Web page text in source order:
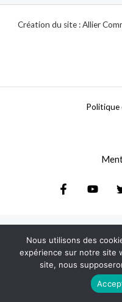
Création du site : Allier
Politique
Nous utilisons des
expérience sur notre site
site, nous